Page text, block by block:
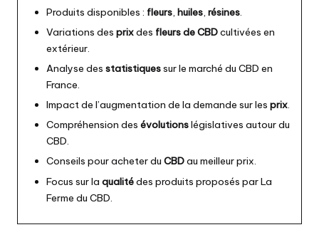
Produits disponibles : fleurs, huiles, résines.
Variations des prixdes fleurs de CBDcultivées en
extérieur.
Analyse des statistiquessur le marché du CBD en
France.
Impact de l’augmentation de la demande sur les prix.
Compréhension des évolutionslégislatives autour du
CBD.
Conseils pour acheter du CBDau meilleur prix.
Focus sur la qualitédes produits proposés par La
Ferme du CBD.